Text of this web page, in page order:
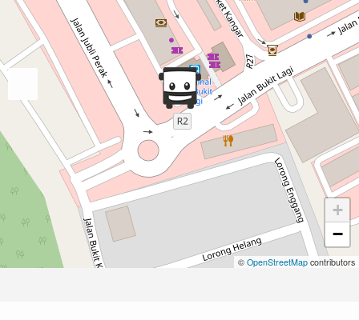
+
−
© OpenStreetMap contributors